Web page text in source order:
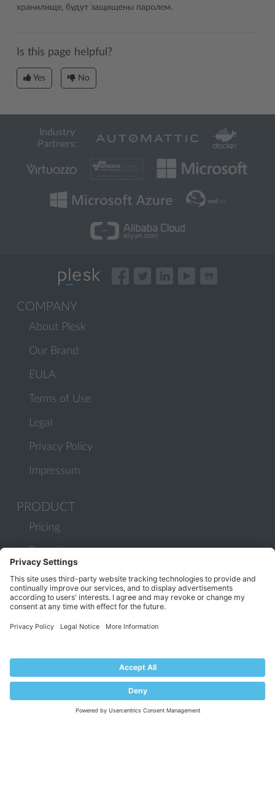
хранилище, будут защищены паролем.
Is this page helpful?
Yes No
Industry
Partners:
COMPANY
About Plesk
Our Brand
EULA
Terms of Use
Legal
Privacy Policy
Impressum
PRODUCT
Pricing
Extensions
KNOWLEDGE BASE
Documentation
Help Center
Migrate to Plesk
Contact Us
Plesk Lifecycle Policy